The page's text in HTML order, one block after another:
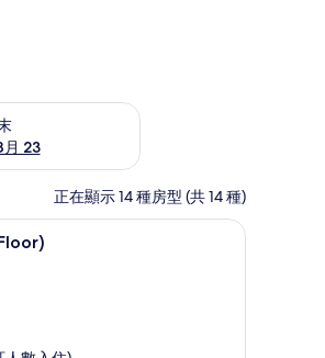
月 23
23的可訂空房
正在顯示 14 種房型 (共 14 種)
套房, 1 間臥室 (Middle Floor) | 房內夾萬、遮